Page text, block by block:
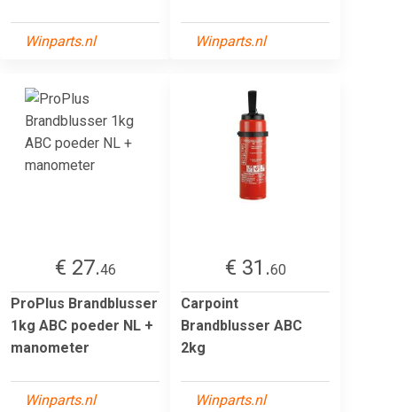
Winparts.nl Winparts.nl
€ 27.46
ProPlus Brandblusser
1kg ABC poeder NL +
manometer
Winparts.nl
€ 31.60
Carpoint
Brandblusser ABC
2kg
Winparts.nl